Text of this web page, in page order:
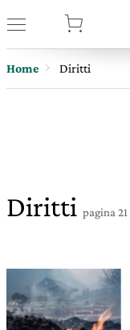
Home Diritti
Diritti pagina 21